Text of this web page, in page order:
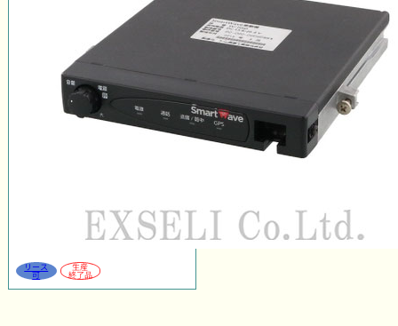
リース
可
生産
終了品